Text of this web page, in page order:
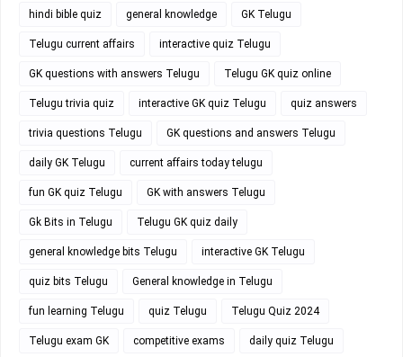
hindi bible quiz general knowledge GK Telugu
Telugu current affairs interactive quiz Telugu
GK questions with answers Telugu Telugu GK quiz online
Telugu trivia quiz interactive GK quiz Telugu quiz answers
trivia questions Telugu GK questions and answers Telugu
daily GK Telugu current affairs today telugu
fun GK quiz Telugu GK with answers Telugu
Gk Bits in Telugu Telugu GK quiz daily
general knowledge bits Telugu interactive GK Telugu
quiz bits Telugu General knowledge in Telugu
fun learning Telugu quiz Telugu Telugu Quiz 2024
Telugu exam GK competitive exams daily quiz Telugu